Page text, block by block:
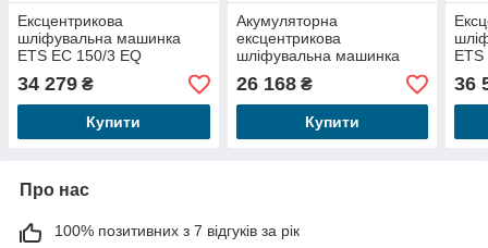
Ексцентрикова
шліфувальна машинка
ETS EC 150/3 EQ
34 279 ₴
Купити
Акумуляторна
ексцентрикова
шліфувальна машинка
ETSC 2 125-Basic
26 168₴
Купити
36
Про нас
100% позитивних з 7 відгуків за рік